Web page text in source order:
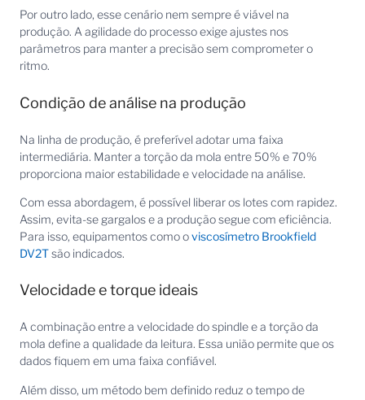
Por outro lado, esse cenário nem sempre é viável na
produção. A agilidade do processo exige ajustes nos
parâmetros para manter a precisão sem comprometer o
ritmo.
Condição de análise na produção
Na linha de produção, é preferível adotar uma faixa
intermediária. Manter a torção da mola entre 50% e 70%
proporciona maior estabilidade e velocidade na análise.
Com essa abordagem, é possível liberar os lotes com rapidez.
Assim, evita-se gargalos e a produção segue com eficiência.
Para isso, equipamentos como oviscosímetro Brookfield
DV2Tsão indicados.
Velocidade e torque ideais
A combinação entre a velocidade do spindle e a torção da
mola define a qualidade da leitura. Essa união permite que os
dados fiquem em uma faixa confiável.
Além disso, um método bem definido reduz o tempo de